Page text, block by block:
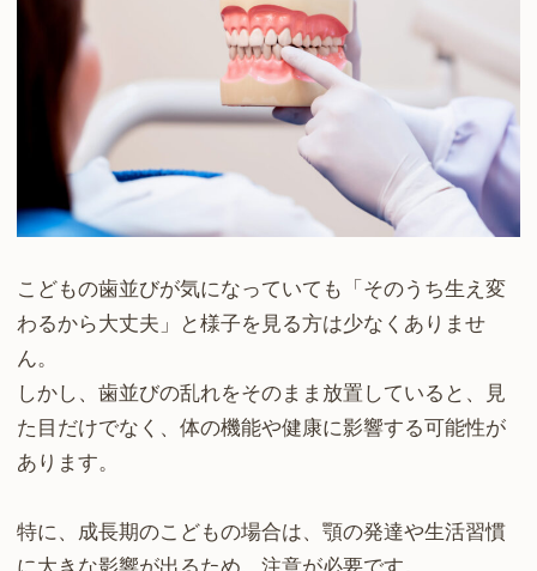
こどもの歯並びが気になっていても「そのうち生え変
わるから大丈夫」と様子を見る方は少なくありませ
ん。
しかし、歯並びの乱れをそのまま放置していると、見
た目だけでなく、体の機能や健康に影響する可能性が
あります。
特に、成長期のこどもの場合は、顎の発達や生活習慣